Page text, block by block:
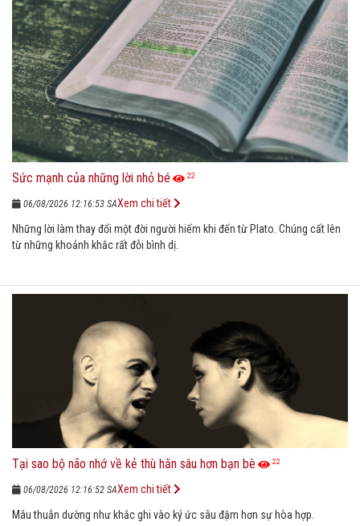
Sức mạnh của những lời nhỏ bé 22
06/08/2026 12:16:53 SA
Những lời làm thay đổi một đời người hiếm khi đến từ Plato. Chúng cất lên
từ những khoảnh khắc rất đỗi bình dị.
Xem chi tiết
Tại sao bộ não nhớ về kẻ thù hằn sâu hơn bạn bè 22
06/08/2026 12:16:52 SA
Mâu thuẫn dường như khắc ghi vào ký ức sâu đậm hơn sự hòa hợp.
Xem chi tiết